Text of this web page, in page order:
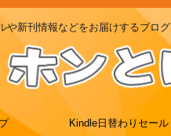
や新刊情報などをお届けするブログ
Kindle日替わりセール